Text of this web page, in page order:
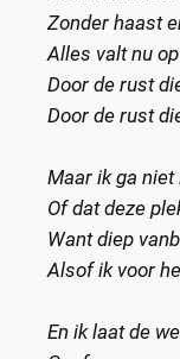
Zonder haast
Alles valt nu
Door de rust
Door de rust
Maar ik ga
Of dat deze
Want diep
Alsof ik voor
En ik laat de